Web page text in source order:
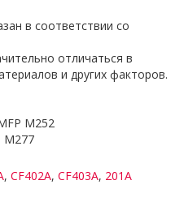
в соответствии со
отличаться в
и других факторов.
M252
M277
, CF402A, CF403A, 201A